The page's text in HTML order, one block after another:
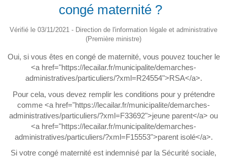
congé maternité ?
Vérifié le 03/11/2021 - Direction de l'information légale et administrative
(Première ministre)
Oui, si vous êtes en congé de maternité, vous pouvez toucher le
<a href="https://lecailar.fr/municipalite/demarches-
administratives/particuliers/?xml=R24554">RSA</a>.
Pour cela, vous devez remplir les conditions pour y prétendre
comme <a href="https://lecailar.fr/municipalite/demarches-
administratives/particuliers/?xml=F33692">jeune parent</a> ou
<a href="https://lecailar.fr/municipalite/demarches-
administratives/particuliers/?xml=F15553">parent isolé</a>.
Si votre congé maternité est indemnisé par la Sécurité sociale,